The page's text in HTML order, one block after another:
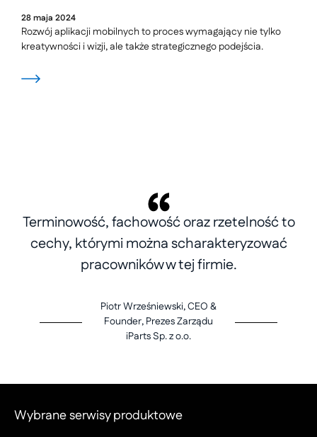
28maja 2024
Rozwój aplikacji mobilnych to proces wymagający nie tylko
kreatywności i wizji, ale także strategicznego podejścia.
Terminowość, fachowość oraz rzetelność to
cechy, którymi można scharakteryzować
pracowników w tej firmie.
Piotr Wrześniewski, CEO &
Founder, Prezes Zarządu
iParts Sp. z o.o.
Wybrane serwisy produktowe